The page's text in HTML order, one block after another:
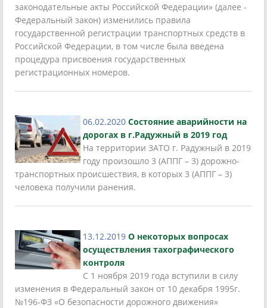
законодательные акты Российской Федерации» (далее -
Федеральный закон) изменились правила
государственной регистрации транспортных средств в
Российской Федерации, в том числе была введена
процедура присвоения государственных
регистрационных номеров.
06.02.2020 Состояние аварийности на
дорогах в г.Радужный в 2019 год
На территории ЗАТО г. Радужный в 2019
году произошло 3 (АППГ – 3) дорожно-
транспортных происшествия, в которых 3 (АППГ – 3)
человека получили ранения.
13.12.2019 О некоторых вопросах
осуществления тахографического
контроля
С 1 ноября 2019 года вступили в силу
изменения в Федеральный закон от 10 декабря 1995г.
№196-ФЗ «О безопасности дорожного движения»